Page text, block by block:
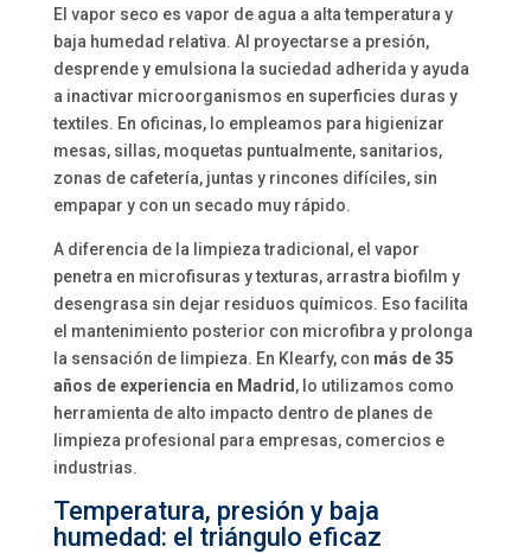
El vapor seco es vapor de agua a alta temperatura y
baja humedad relativa. Al proyectarse a presión,
desprende y emulsiona la suciedad adherida y ayuda
a inactivar microorganismos en superficies duras y
textiles. En oficinas, lo empleamos para higienizar
mesas, sillas, moquetas puntualmente, sanitarios,
zonas de cafetería, juntas y rincones difíciles, sin
empapar y con un secado muy rápido.
A diferencia de la limpieza tradicional, el vapor
penetra en microfisuras y texturas, arrastra biofilm y
desengrasa sin dejar residuos químicos. Eso facilita
el mantenimiento posterior con microfibra y prolonga
la sensación de limpieza. En Klearfy, con más de 35
años de experiencia en Madrid , lo utilizamos como
herramienta de alto impacto dentro de planes de
limpieza profesional para empresas, comercios e
industrias.
Temperatura, presión y baja
humedad: el triángulo eficaz